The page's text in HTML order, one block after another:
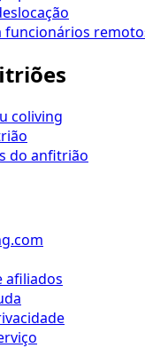
funcionários
coliving
do anfitrião
afiliados